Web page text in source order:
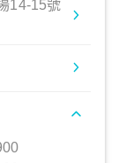
14-15號